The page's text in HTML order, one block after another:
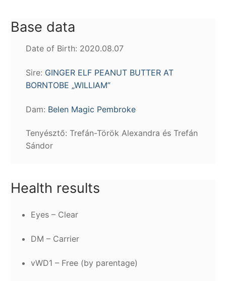
Base data
Date of Birth: 2020.08.07
Sire: GINGER ELF PEANUT BUTTER AT
BORNTOBE „WILLIAM”
Dam: Belen Magic Pembroke
Tenyésztő: Trefán-Török Alexandra és Trefán
Sándor
Health results
Eyes – Clear
DM – Carrier
vWD1 – Free (by parentage)